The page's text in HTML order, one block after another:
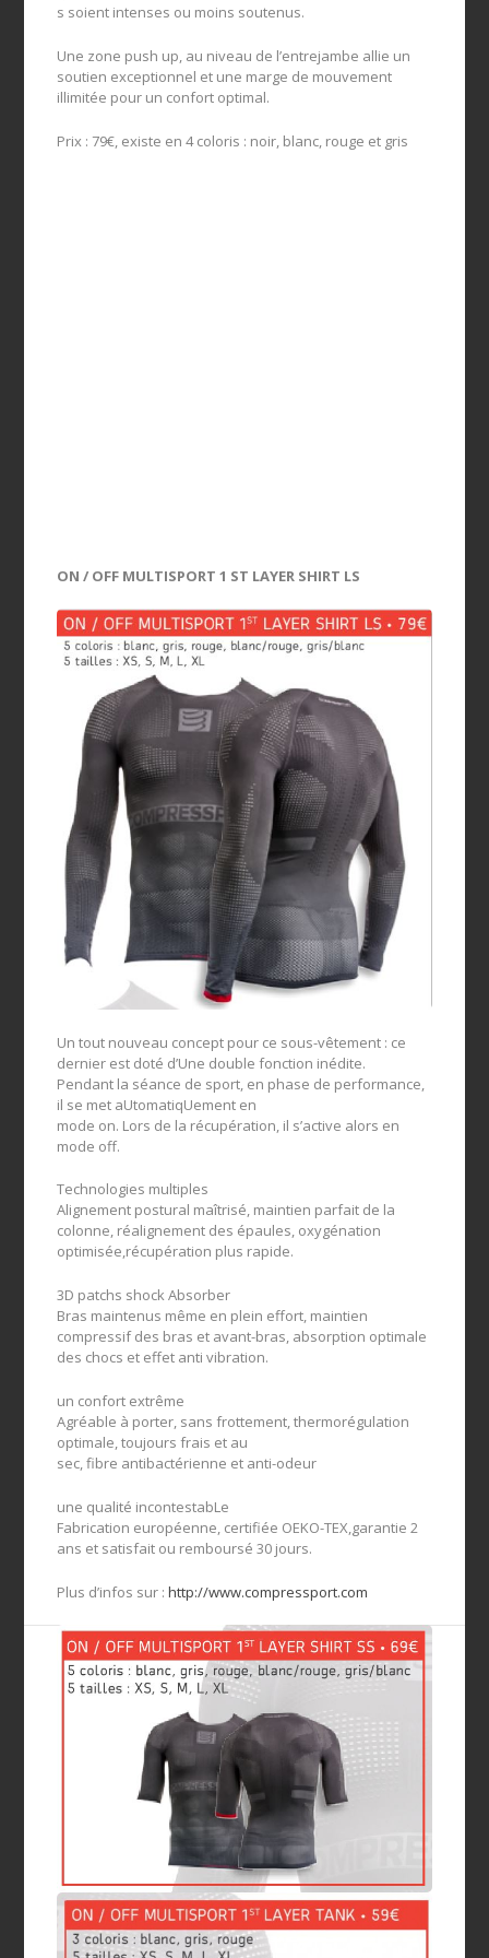
s soient intenses ou moins soutenus.
Une zone push up, au niveau de l’entrejambe allie un
soutien exceptionnel et une marge de mouvement
illimitée pour un confort optimal.
Prix : 79€, existe en 4 coloris : noir, blanc, rouge et gris
ON / OFF MULTISPORT 1 ST LAYER SHIRT LS
Un tout nouveau concept pour ce sous-vêtement : ce
dernier est doté d’Une double fonction inédite.
Pendant la séance de sport, en phase de performance,
il se met aUtomatiqUement en
mode on. Lors de la récupération, il s’active alors en
mode off.
Technologies multiples
Alignement postural maîtrisé, maintien parfait de la
colonne, réalignement des épaules, oxygénation
optimisée,récupération plus rapide.
3D patchs shock Absorber
Bras maintenus même en plein effort, maintien
compressif des bras et avant-bras, absorption optimale
des chocs et effet anti vibration.
un confort extrême
Agréable à porter, sans frottement, thermorégulation
optimale, toujours frais et au
sec, fibre antibactérienne et anti-odeur
une qualité incontestabLe
Fabrication européenne, certifiée OEKO-TEX,garantie 2
ans et satisfait ou remboursé 30 jours.
Plus d’infos sur :http://www.compressport.com